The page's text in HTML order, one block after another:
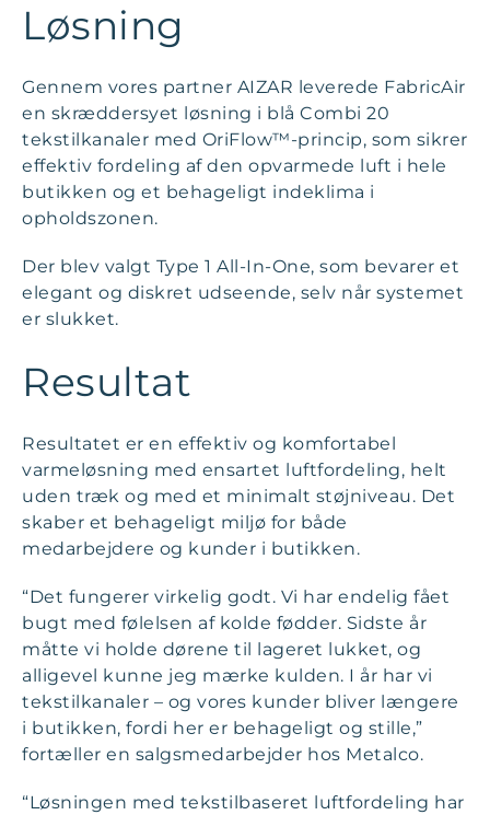
Løsning
Gennem vores partner AIZAR leverede FabricAir
en skræddersyet løsning i blå Combi 20
tekstilkanaler med OriFlow™-princip, som sikrer
effektiv fordeling af den opvarmede luft i hele
butikken og et behageligt indeklima i
opholdszonen.
Der blev valgt Type 1 All-In-One, som bevarer et
elegant og diskret udseende, selv når systemet
er slukket.
Resultat
Resultatet er en effektiv og komfortabel
varmeløsning med ensartet luftfordeling, helt
uden træk og med et minimalt støjniveau. Det
skaber et behageligt miljø for både
medarbejdere og kunder i butikken.
“Det fungerer virkelig godt. Vi har endelig fået
bugt med følelsen af kolde fødder. Sidste år
måtte vi holde dørene til lageret lukket, og
alligevel kunne jeg mærke kulden. I år har vi
tekstilkanaler – og vores kunder bliver længere
i butikken, fordi her er behageligt og stille,”
fortæller en salgsmedarbejder hos Metalco.
“Løsningen med tekstilbaseret luftfordeling har